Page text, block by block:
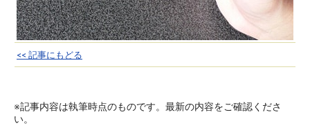
<< 記事にもどる
※記事内容は執筆時点のものです。最新の内容をご確認くださ
い。